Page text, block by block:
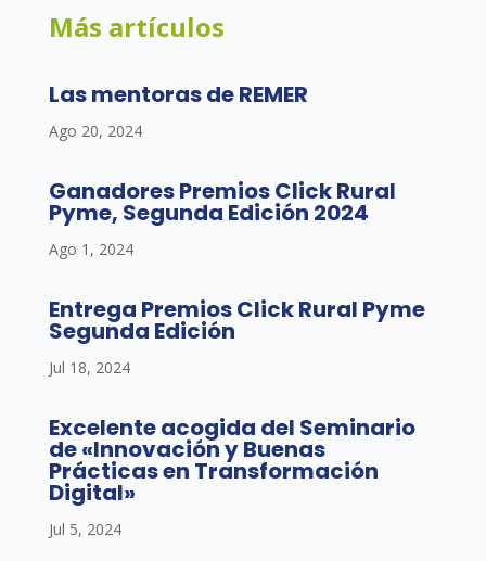
Más artículos
Las mentoras de REMER
Ago 20, 2024
Ganadores Premios Click Rural
Pyme, Segunda Edición 2024
Ago 1, 2024
Entrega Premios Click Rural Pyme
Segunda Edición
Jul 18, 2024
Excelente acogida del Seminario
de «Innovación y Buenas
Prácticas en Transformación
Digital»
Jul 5, 2024